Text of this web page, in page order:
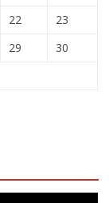
22
23
29
30